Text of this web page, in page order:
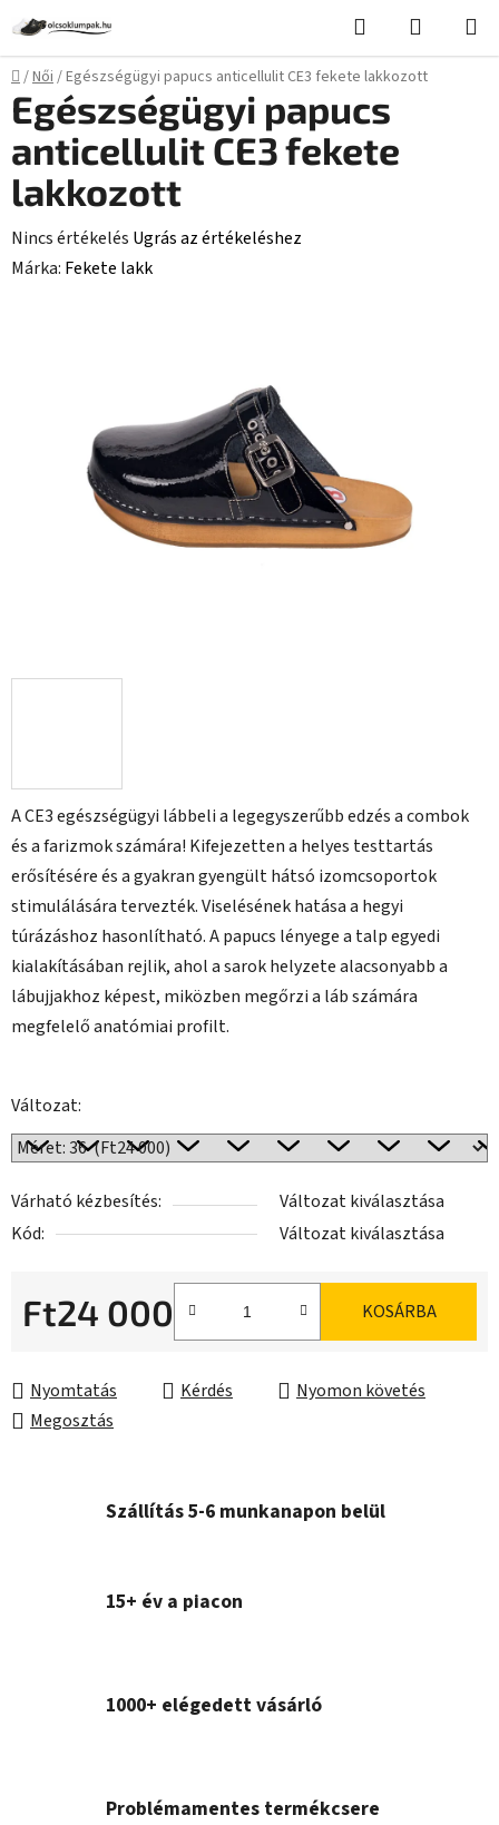
fő
tartalomhoz
Keresés KOSÁR
Kezdőlap
/Női/Egészségügyi papucs anticellulit CE3 fekete lakkozott
A CE3 egészségügyi lábbeli a legegyszerűbb edzés a combok
és a farizmok számára! Kifejezetten a helyes testtartás
erősítésére és a gyakran gyengült hátsó izomcsoportok
stimulálására tervezték. Viselésének hatása a hegyi
túrázáshoz hasonlítható. A papucs lényege a talp egyedi
kialakításában rejlik, ahol a sarok helyzete alacsonyabb a
lábujjakhoz képest, miközben megőrzi a láb számára
megfelelő anatómiai profilt.
Változat:
Várható kézbesítés:
Változat kiválasztása
Kód:
Változat kiválasztása
Ft24 000 KOSÁRBA
Nyomtatás Kérdés
Nyomon követés
Megosztás
Egészségügyi papucs
anticellulit CE3 fekete
lakkozott
A
termék
Nincs értékelés Ugrás az értékeléshez
Márka: Fekete lakk
Szállítás 5-6 munkanapon belül
15+ év a piacon
1000+ elégedett vásárló
Problémamentes termékcsere